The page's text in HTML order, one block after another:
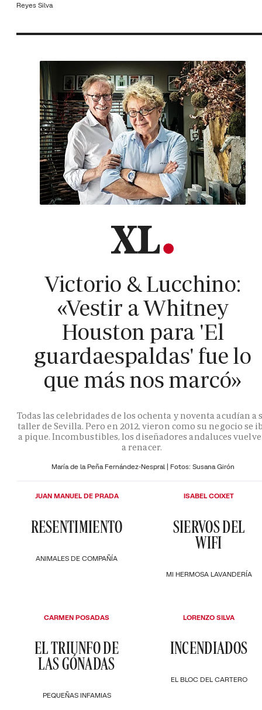
Reyes Silva
Victorio & Lucchino:
«Vestir a Whitney
Houston para 'El
guardaespaldas' fue lo
que más nos marcó»
Todas las celebridades de los ochenta y noventa acudían a
taller de Sevilla. Pero en 2012, vieron como su negocio se
a pique. Incombustibles, los diseñadores andaluces
a renacer.
María de la Peña Fernández-Nespral | Fotos: Susana Girón
ANIMALES DE COMPAÑÍA
RESENTIMIENTO
JUAN MANUEL DE PRADA
MI HERMOSA LAVANDERÍA
SIERVOS DEL
WIFI
ISABEL COIXET
PEQUEÑAS INFAMIAS
EL TRIUNFO DE
LAS GÓNADAS
CARMEN POSADAS
EL BLOC DEL CARTERO
INCENDIADOS
LORENZO SILVA